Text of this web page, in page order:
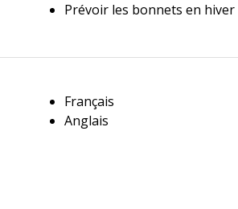
Prévoir les bonnets en hiver
Français
Anglais